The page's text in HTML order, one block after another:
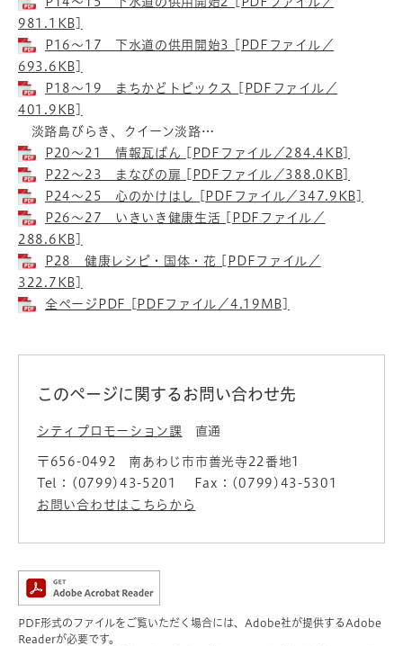
981.1KB]
P16～17 下水道の供用開始3 [PDFファイル／
693.6KB]
P18～19 まちかどトピックス [PDFファイル／
401.9KB]
淡路島びらき、クイーン淡路…
P20～21 情報瓦ばん [PDFファイル／284.4KB]
P22～23 まなびの扉 [PDFファイル／388.0KB]
P24～25 心のかけはし [PDFファイル／347.9KB]
P26～27 いきいき健康生活 [PDFファイル／
288.6KB]
P28 健康レシピ・国体・花 [PDFファイル／
322.7KB]
全ページPDF [PDFファイル／4.19MB]
このページに関するお問い合わせ先
シティプロモーション課 直通
〒656-0492
南あわじ市市善光寺22番地1
Tel：(0799)43-5201
Fax：(0799)43-5301
お問い合わせはこちらから
PDF形式のファイルをご覧いただく場合には、Adobe社が提供するAdobe
Readerが必要です。